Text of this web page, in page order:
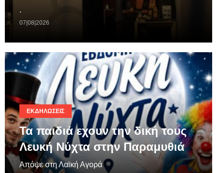
.
07|08|2026
ΕΚΔΗΛΏΣΕΙΣ
Τα παιδιά εχουν την δική τους
Λευκή Νύχτα στην Παραμυθιά
Απόψε στη Λαϊκή Αγορά